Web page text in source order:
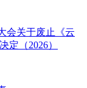
会关于废止《云
定（2026）